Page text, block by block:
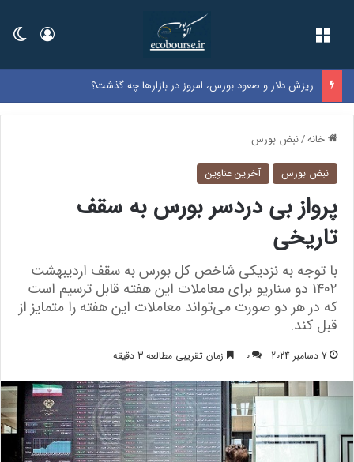
ورود
ریزش دلار و صعود بورس، امروز در بازارها چه گذشت؟
خانه/نبض بورس
نبض بورس آخرین عناوین
پرواز بی دردسر بورس به سقف
تاریخی
با توجه به نزدیکی شاخص کل بورس به سقف اردیبهشت
۱۴۰۲ دو سناریو برای معاملات این هفته قابل ترسیم است
که در هر دو صورت می‌تواند معاملات این هفته را متمایز از
قبل کند.
7 دسامبر 2024 0 زمان تقریبی مطالعه 3 دقیقه